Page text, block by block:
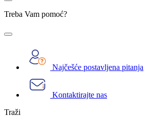
Treba Vam pomoć?
Najčešće postavljena pitanja
Kontaktirajte nas
Traži